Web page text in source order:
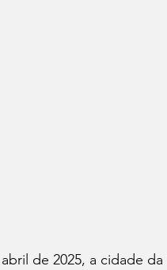
de 2025, a cidade